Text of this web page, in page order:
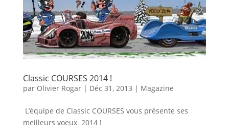
Classic COURSES 2014 !
par Olivier Rogar| Déc 31, 2013 | Magazine
L’équipe de Classic COURSES vous présente ses
meilleurs voeux 2014 !